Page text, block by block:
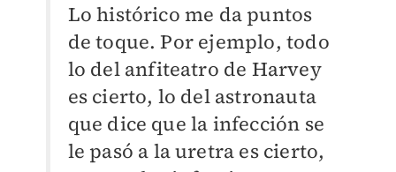
Lo histórico me da puntos
de toque. Por ejemplo, todo
lo del anfiteatro de Harvey
es cierto, lo del astronauta
que dice que la infección se
le pasó a la uretra es cierto,